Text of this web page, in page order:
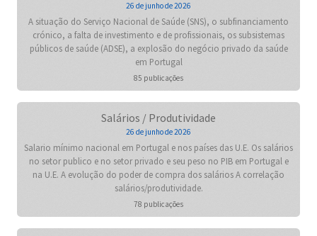
26 de junho de 2026
A situação do Serviço Nacional de Saúde (SNS), o subfinanciamento
crónico, a falta de investimento e de profissionais, os subsistemas
públicos de saúde (ADSE), a explosão do negócio privado da saúde
em Portugal
85 publicações
Salários / Produtividade
26 de junho de 2026
Salario mínimo nacional em Portugal e nos países das U.E. Os salários
no setor publico e no setor privado e seu peso no PIB em Portugal e
na U.E. A evolução do poder de compra dos salários A correlação
salários/produtividade.
78 publicações